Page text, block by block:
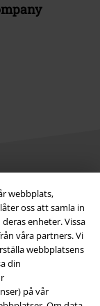
webbplats,
oss att samla in
enheter. Vissa
våra partners. Vi
webbplatsens
din
på vår